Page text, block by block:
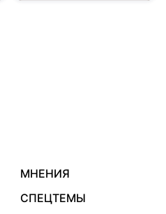
МНЕНИЯ
СПЕЦТЕМЫ